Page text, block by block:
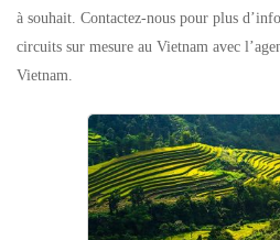
à souhait. Contactez-nous pour plus
circuits sur mesure au Vietnam avec
Vietnam.